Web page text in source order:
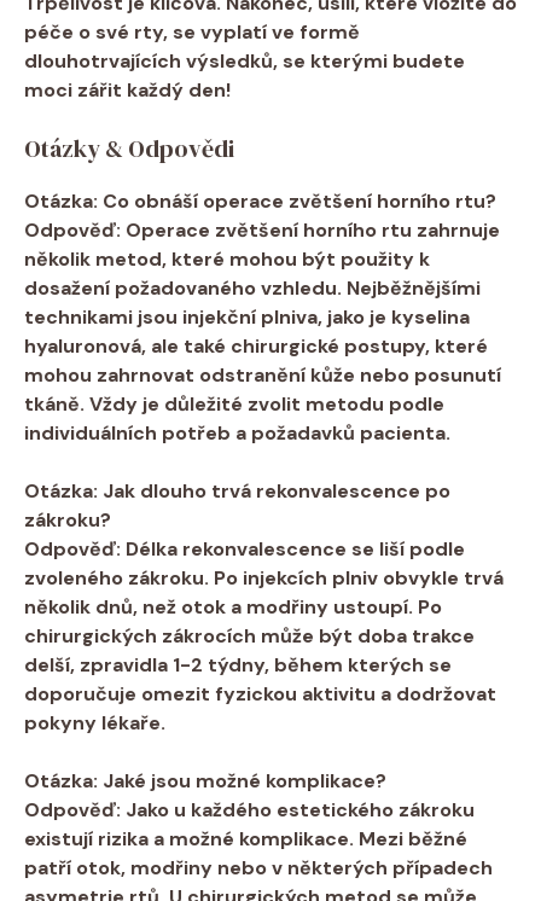
péče o své rty, se vyplatí ve formě
dlouhotrvajících výsledků, se kterými budete
moci zářit každý den!
Otázky & Odpovědi
Otázka: Co obnáší operace zvětšení horního rtu?
Odpověď: Operace zvětšení horního rtu zahrnuje
několik metod, které mohou být použity k
dosažení požadovaného vzhledu. Nejběžnějšími
technikami jsou injekční plniva, jako je kyselina
hyaluronová, ale také chirurgické postupy, které
mohou zahrnovat odstranění kůže nebo posunutí
tkáně. Vždy je důležité zvolit metodu podle
individuálních potřeb a požadavků pacienta.
Otázka: Jak dlouho trvá rekonvalescence po
zákroku?
Odpověď: Délka rekonvalescence se liší podle
zvoleného zákroku. Po injekcích plniv obvykle trvá
několik dnů, než otok a modřiny ustoupí. Po
chirurgických zákrocích může být doba trakce
delší, zpravidla 1-2 týdny, během kterých se
doporučuje omezit fyzickou aktivitu a dodržovat
pokyny lékaře.
Otázka: Jaké jsou možné komplikace?
Odpověď: Jako u každého estetického zákroku
existují rizika a možné komplikace. Mezi běžné
patří otok, modřiny nebo v některých případech